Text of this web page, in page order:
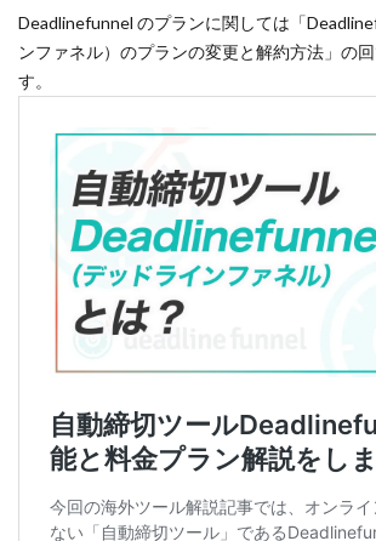
Deadlinefunnel のプランに関しては「
ンファネル）のプランの変更と解約方法」の
す。